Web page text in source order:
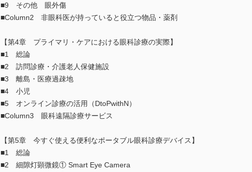
■9 その他 眼外傷
■Column2 非眼科医が持っていると役立つ物品・薬剤
【第4章 プライマリ・ケアにおける眼科診療の実際】
■1 総論
■2 訪問診療・介護老人保健施設
■3 離島・医療過疎地
■4 小児
■5 オンライン診療の活用（DtoPwithN）
■Column3 眼科遠隔診療サービス
【第5章 今すぐ使える便利なポータブル眼科診療デバイス】
■1 総論
■2 細隙灯顕微鏡① Smart Eye Camera